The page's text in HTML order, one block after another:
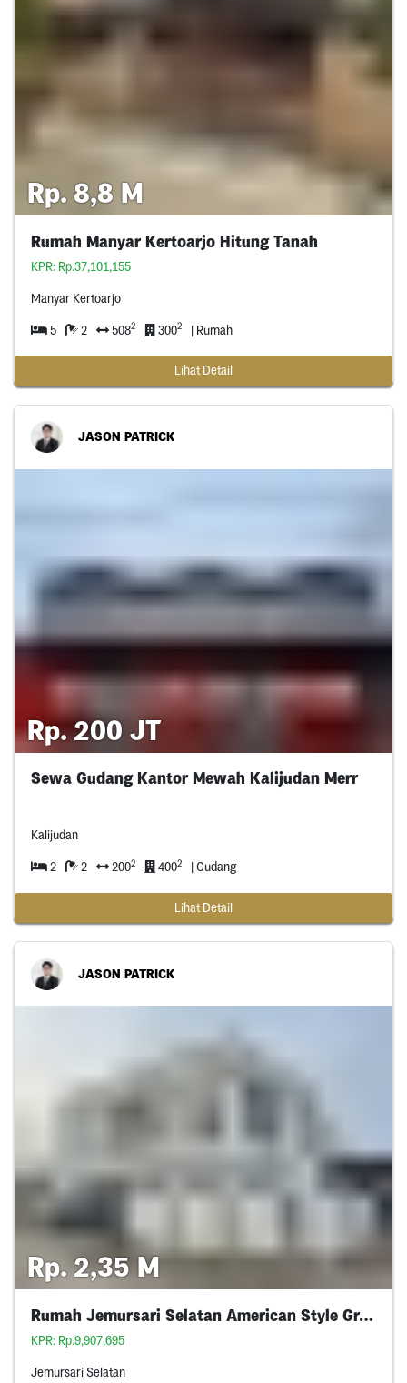
Rp. 8,8 M
Rumah Manyar Kertoarjo Hitung Tanah
KPR: Rp.37,101,155
Manyar Kertoarjo
5 2 5082 3002 | Rumah
Lihat Detail
JASON PATRICK
Rp. 200 JT
Sewa Gudang Kantor Mewah Kalijudan Merr
Kalijudan
2 2 2002 4002 | Gudang
Lihat Detail
JASON PATRICK
Rp. 2,35 M
Rumah Jemursari Selatan American Style Gress
KPR: Rp.9,907,695
Jemursari Selatan